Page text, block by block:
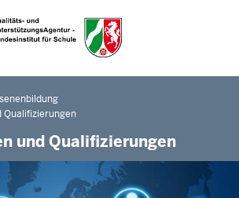
Direkt zum Inhalt
Hauptmenü
Qualifizierungen
und Qualifizierungen